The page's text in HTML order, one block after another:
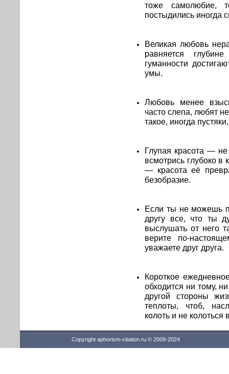
тоже самолюбие,
постыдились иногда
Великая любовь
равняется
гуманности
умы.
Любовь менее
часто слепа, любят
такое, иногда
Глупая красота — не
всмотрись глубоко в
— красота её
безобразие.
Если ты не можешь
другу все, что ты
выслушать от него
верите по-
уважаете друг друга.
Короткое
обходится ни тому,
другой стороны
теплоты, чтоб,
колоть и не
Copyright aphorism-citation.ru © 2009-2024